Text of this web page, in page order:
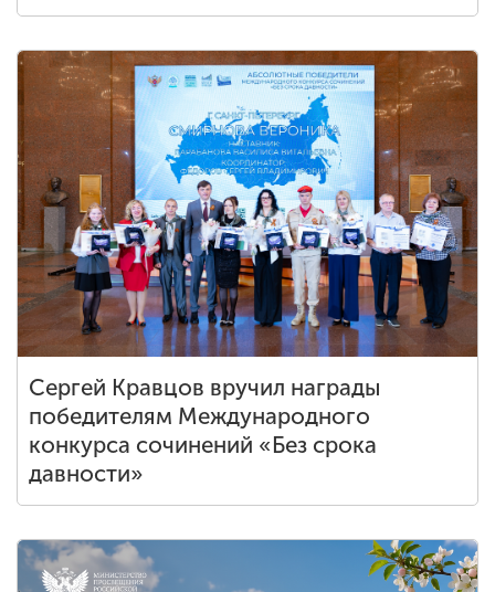
Сергей Кравцов вручил награды
победителям Международного
конкурса сочинений «Без срока
давности»